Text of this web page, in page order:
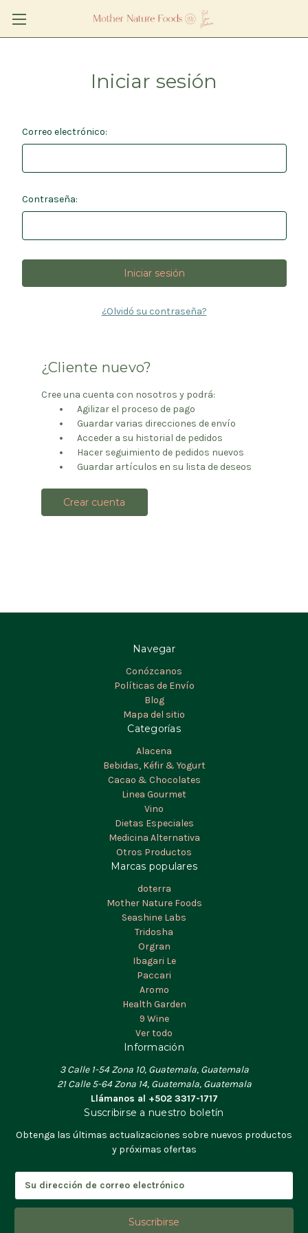
Iniciar sesión
Correo electrónico:
Contraseña:
¿Olvidó su contraseña?
¿Cliente nuevo?
Cree una cuenta con nosotros y podrá:
Agilizar el proceso de pago
Guardar varias direcciones de envío
Acceder a su historial de pedidos
Hacer seguimiento de pedidos nuevos
Guardar artículos en su lista de deseos
Crear cuenta
Navegar
Conózcanos
Políticas de Envío
Blog
Mapa del sitio
Categorías
Alacena
Bebidas, Kéfir & Yogurt
Cacao & Chocolates
Linea Gourmet
Vino
Dietas Especiales
Medicina Alternativa
Otros Productos
Marcas populares
doterra
Mother Nature Foods
Seashine Labs
Tridosha
Orgran
Ibagari Le
Paccari
Aromo
Health Garden
9 Wine
Ver todo
Información
3 Calle 1-54 Zona 10, Guatemala, Guatemala
21 Calle 5-64 Zona 14, Guatemala, Guatemala
Llámanos al +502 3317-1717
Suscribirse a nuestro boletín
Obtenga las últimas actualizaciones sobre nuevos productos
y próximas ofertas
r